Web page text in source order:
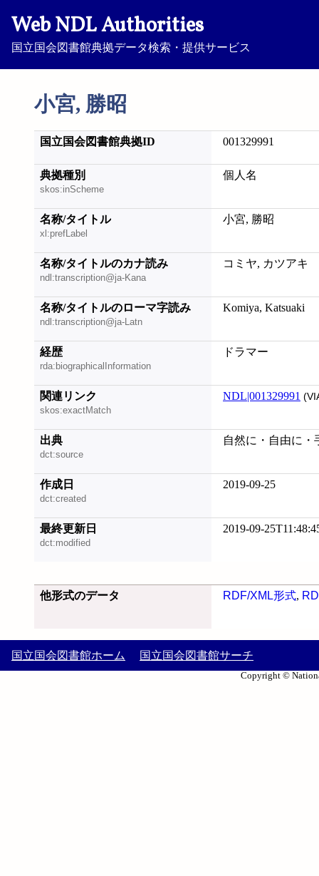
Web NDL Authorities
国立国会図書館典拠データ検索・提供サービス
小宮, 勝昭
国立国会図書館典拠ID 001329991
典拠種別
skos:inScheme
個人名
名称/タイトル
xl:prefLabel
小宮, 勝昭
名称/タイトルのカナ読み
ndl:transcription@ja-Kana
コミヤ, カツアキ
名称/タイトルのローマ字読み
ndl:transcription@ja-Latn
Komiya, Katsuaki
経歴
rda:biographicalInformation
ドラマー
関連リンク
skos:exactMatch
NDL|001329991
出典
dct:source
自然に・自由に・
作成日
dct:created
2019-09-25
最終更新日
dct:modified
2019-09-
他形式のデータ RDF/XML形式,
国立国会図書館ホーム 国立国会図書館サーチ
Copyright ©